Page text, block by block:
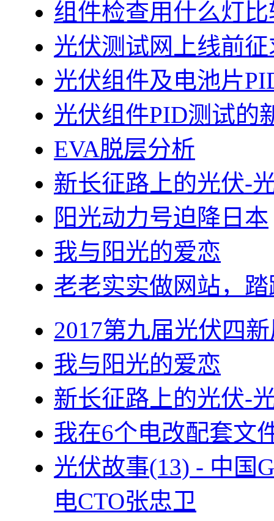
组件检查用什么灯
光伏测试网上线前
光伏组件及电池片
光伏组件PID测试的
EVA脱层分析
新长征路上的光伏-
阳光动力号迫降日本
我与阳光的爱恋
老老实实做网站，
2017第九届光伏四
我与阳光的爱恋
新长征路上的光伏-
我在6个电改配套文
光伏故事(13) - 中国
电CTO张忠卫